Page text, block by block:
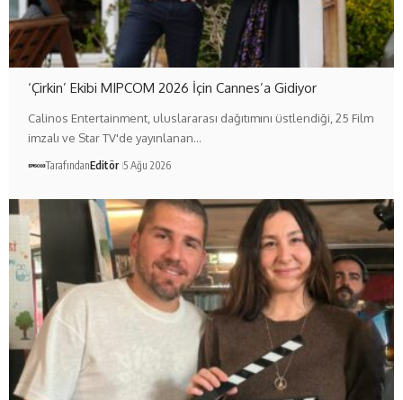
‘Çirkin’ Ekibi MIPCOM 2026 İçin Cannes’a Gidiyor
Calinos Entertainment, uluslararası dağıtımını üstlendiği, 25 Film
imzalı ve Star TV'de yayınlanan…
TarafındanEditör 5 Ağu 2026